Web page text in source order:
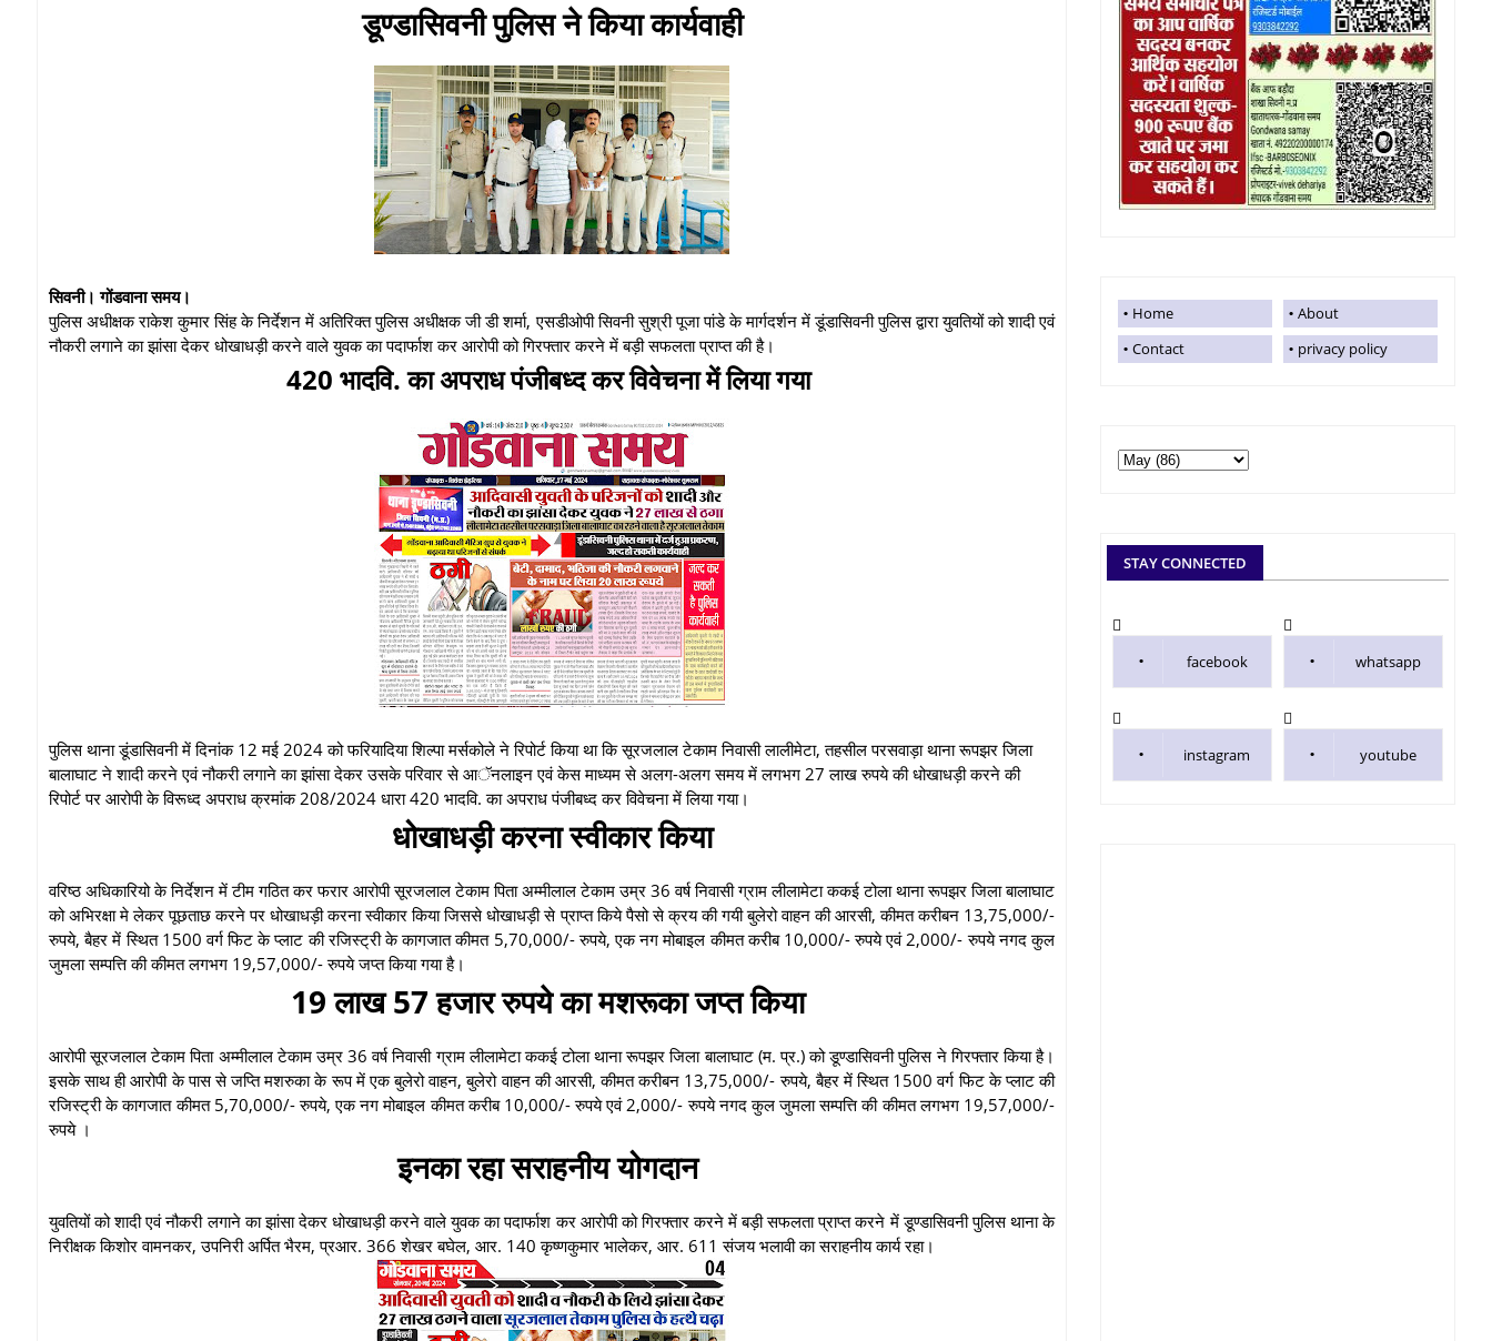
डूण्डासिवनी पुलिस ने किया कार्यवाही
सिवनी। गोंडवाना समय।
पुलिस अधीक्षक राकेश कुमार सिंह के निर्देशन में अतिरिक्त पुलिस अधीक्षक जी डी शर्मा, एसडीओपी सिवनी सुश्री पूजा पांडे के मार्गदर्शन में डूंडासिवनी पुलिस द्वारा युवतियों को शादी एवं
नौकरी लगाने का झांसा देकर धोखाधड़ी करने वाले युवक का पदार्फाश कर आरोपी को गिरफ्तार करने में बड़ी सफलता प्राप्त की है।
420 भादवि. का अपराध पंजीबध्द कर विवेचना में लिया गया
पुलिस थाना डूंडासिवनी में दिनांक 12 मई 2024 को फरियादिया शिल्पा मर्सकोले ने रिपोर्ट किया था कि सूरजलाल टेकाम निवासी लालीमेटा, तहसील परसवाड़ा थाना रूपझर जिला
बालाघाट ने शादी करने एवं नौकरी लगाने का झांसा देकर उसके परिवार से आॅनलाइन एवं केस माध्यम से अलग-अलग समय में लगभग 27 लाख रुपये की धोखाधड़ी करने की
रिपोर्ट पर आरोपी के विरूध्द अपराध क्रमांक 208/2024 धारा 420 भादवि. का अपराध पंजीबध्द कर विवेचना में लिया गया।
धोखाधड़ी करना स्वीकार किया
वरिष्ठ अधिकारियो के निर्देशन में टीम गठित कर फरार आरोपी सूरजलाल टेकाम पिता अम्मीलाल टेकाम उम्र 36 वर्ष निवासी ग्राम लीलामेटा ककई टोला थाना रूपझर जिला बालाघाट
को अभिरक्षा मे लेकर पूछताछ करने पर धोखाधड़ी करना स्वीकार किया जिससे धोखाधड़ी से प्राप्त किये पैसो से क्रय की गयी बुलेरो वाहन की आरसी, कीमत करीबन 13,75,000/-
रुपये, बैहर में स्थित 1500 वर्ग फिट के प्लाट की रजिस्ट्री के कागजात कीमत 5,70,000/- रुपये, एक नग मोबाइल कीमत करीब 10,000/- रुपये एवं 2,000/- रुपये नगद कुल
जुमला सम्पत्ति की कीमत लगभग 19,57,000/- रुपये जप्त किया गया है।
19 लाख 57 हजार रुपये का मशरूका जप्त किया
आरोपी सूरजलाल टेकाम पिता अम्मीलाल टेकाम उम्र 36 वर्ष निवासी ग्राम लीलामेटा ककई टोला थाना रूपझर जिला बालाघाट (म. प्र.) को डूण्डासिवनी पुलिस ने गिरफ्तार किया है।
इसके साथ ही आरोपी के पास से जप्ति मशरुका के रूप में एक बुलेरो वाहन, बुलेरो वाहन की आरसी, कीमत करीबन 13,75,000/- रुपये, बैहर में स्थित 1500 वर्ग फिट के प्लाट की
रजिस्ट्री के कागजात कीमत 5,70,000/- रुपये, एक नग मोबाइल कीमत करीब 10,000/- रुपये एवं 2,000/- रुपये नगद कुल जुमला सम्पत्ति की कीमत लगभग 19,57,000/-
रुपये ।
इनका रहा सराहनीय योगदान
युवतियों को शादी एवं नौकरी लगाने का झांसा देकर धोखाधड़ी करने वाले युवक का पदार्फाश कर आरोपी को गिरफ्तार करने में बड़ी सफलता प्राप्त करने में डूण्डासिवनी पुलिस थाना के
निरीक्षक किशोर वामनकर, उपनिरी अर्पित भैरम, प्रआर. 366 शेखर बघेल, आर. 140 कृष्णकुमार भालेकर, आर. 611 संजय भलावी का सराहनीय कार्य रहा।
Home
About
Contact
privacy policy
STAY CONNECTED
facebook whatsapp
instagram youtube